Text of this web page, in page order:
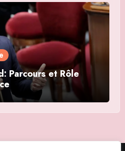
Parcours et Rôle